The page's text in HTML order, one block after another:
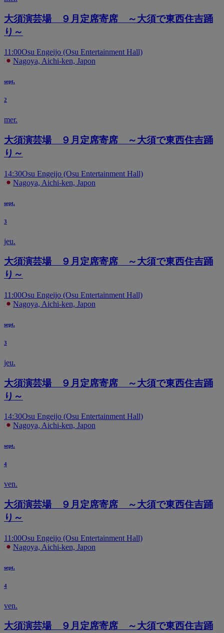
大須演芸場 ９月定席寄席 ～大須で東西住吉踊
り～
11:00Osu Engeijo (Osu Entertainment Hall)
Nagoya, Aichi-ken, Japon
sept.
2
mer.
大須演芸場 ９月定席寄席 ～大須で東西住吉踊
り～
14:30Osu Engeijo (Osu Entertainment Hall)
Nagoya, Aichi-ken, Japon
sept.
3
jeu.
大須演芸場 ９月定席寄席 ～大須で東西住吉踊
り～
11:00Osu Engeijo (Osu Entertainment Hall)
Nagoya, Aichi-ken, Japon
sept.
3
jeu.
大須演芸場 ９月定席寄席 ～大須で東西住吉踊
り～
14:30Osu Engeijo (Osu Entertainment Hall)
Nagoya, Aichi-ken, Japon
sept.
4
ven.
大須演芸場 ９月定席寄席 ～大須で東西住吉踊
り～
11:00Osu Engeijo (Osu Entertainment Hall)
Nagoya, Aichi-ken, Japon
sept.
4
ven.
大須演芸場 ９月定席寄席 ～大須で東西住吉踊